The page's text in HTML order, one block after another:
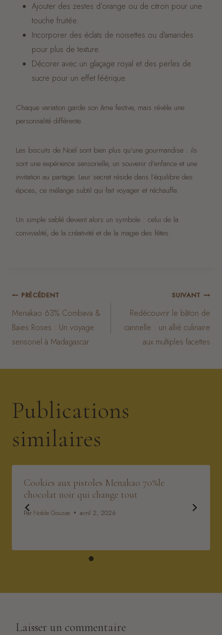
Ajouter des zestes d’orange ou de citron pour une
touche fruitée.
Incorporer des éclats de noisettes ou d’amandes
pour plus de texture.
Décorer avec un glaçage royal et des perles de
sucre pour un effet féérique.
Chaque variation garde son âme festive, mais révèle une
personnalité différente.
Les biscuits de Noël sont bien plus qu’une gourmandise : ils
sont une expérience sensorielle, un souvenir d’enfance et une
invitation au partage. Leur secret réside dans l’équilibre des
épices, ce mélange subtil qui fait voyager et réchauffe.
Un simple sablé devient alors un symbole : celui de la
convivialité, de la créativité et de la magie des fêtes.
Navigation
de
PRÉCÉDENT
Menakao 63% Combava &
Baies Roses : Un voyage
sensoriel à Madagascar
SUIVANT
Redécouvrir le bâton de
cannelle : un allié culinaire
aux multiples facettes
Publications
similaires
Cookies aux pistoles Menakao 70%le
chocolat noir qui change tout
Par Noble Gousse avril 2, 2026
Laisser un commentaire